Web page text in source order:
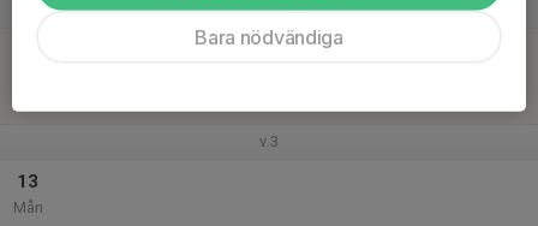
Match mot Hovås Billdal IF F2010
v.3
13
Mån
Bara nödvändiga